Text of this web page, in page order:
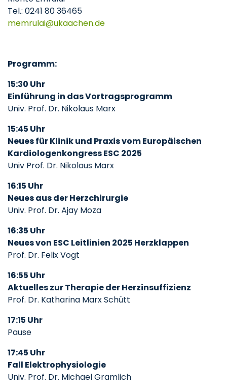
Tel.: 0241 80 36465
memrulai
ukaachende
Programm:
15:30 Uhr
Einführung in das Vortragsprogramm
Univ. Prof. Dr. Nikolaus Marx
15:45 Uhr
Neues für Klinik und Praxis vom Europäischen
Kardiologenkongress ESC 2025
Univ Prof. Dr. Nikolaus Marx
16:15 Uhr
Neues aus der Herzchirurgie
Univ. Prof. Dr. Ajay Moza
16:35 Uhr
Neues von ESC Leitlinien 2025 Herzklappen
Prof. Dr. Felix Vogt
16:55 Uhr
Aktuelles zur Therapie der Herzinsuffizienz
Prof. Dr. Katharina Marx Schütt
17:15 Uhr
Pause
17:45 Uhr
Fall Elektrophysiologie
Univ. Prof. Dr. Michael Gramlich